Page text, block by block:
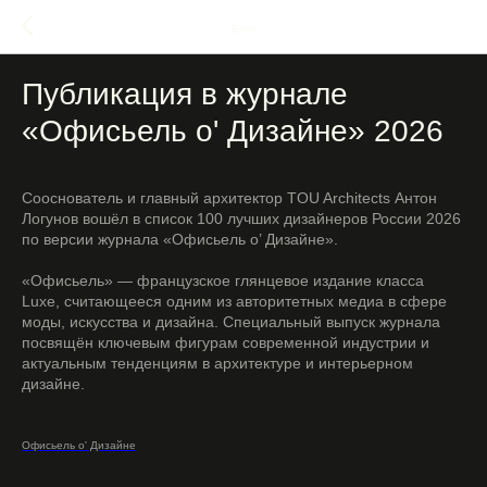
Публикация в журнале
«Офисьель о' Дизайне» 2026
Сооснователь и главный архитектор TOU Architects Антон
Логунов вошёл в список 100 лучших дизайнеров России 2026
по версии журнала «Офисьель о’ Дизайне».
«Офисьель» — французское глянцевое издание класса
Luxe, считающееся одним из авторитетных медиа в сфере
моды, искусства и дизайна. Специальный выпуск журнала
посвящён ключевым фигурам современной индустрии и
актуальным тенденциям в архитектуре и интерьерном
дизайне.
Офисьель о' Дизайне